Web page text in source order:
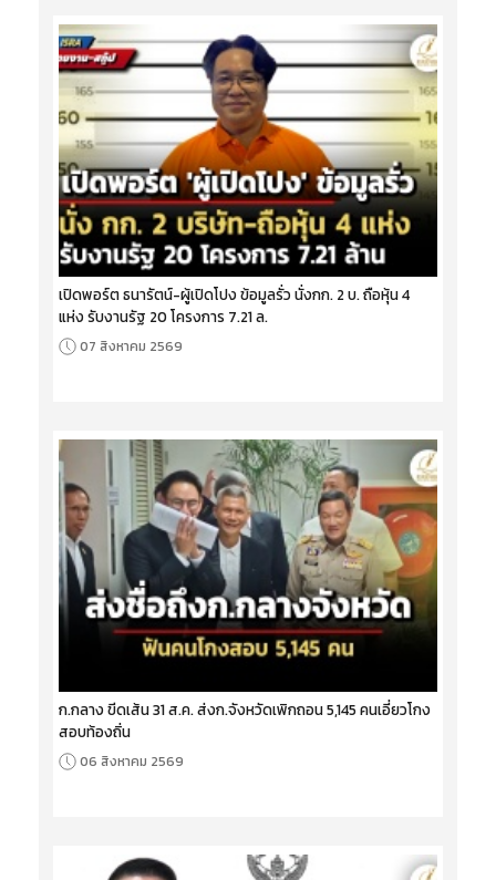
เปิดพอร์ต ธนารัตน์-ผู้เปิดโปง ข้อมูลรั่ว นั่งกก. 2 บ. ถือหุ้น 4
แห่ง รับงานรัฐ 20 โครงการ 7.21 ล.
07 สิงหาคม 2569
ก.กลาง ขีดเส้น 31 ส.ค. ส่งก.จังหวัดเพิกถอน 5,145 คนเอี่ยวโกง
สอบท้องถิ่น
06 สิงหาคม 2569